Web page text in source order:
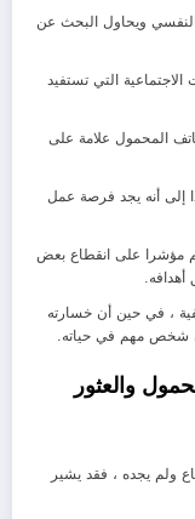
ويحاول البحث عن
التي تستفيد
المحمول علامة على
إلى أنه يجد فرصة عمل
مؤشرا على انقطاع بعض
، في حين أن خسارته
شخص مهم في حياته.
والعثور
ولم يجده ، فقد يشير